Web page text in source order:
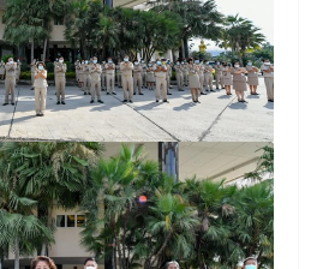
Search